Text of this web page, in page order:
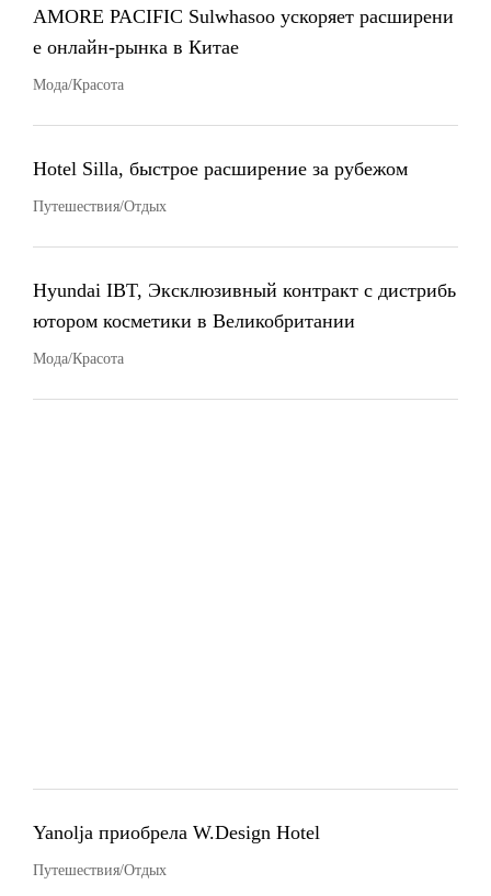
AMORE PACIFIC Sulwhasoo ускоряет расширени
е онлайн-рынка в Китае
Мода/Красота
Hotel Silla, быстрое расширение за рубежом
Путешествия/Отдых
Hyundai IBT, Эксклюзивный контракт с дистрибь
ютором косметики в Великобритании
Мода/Красота
Yanolja приобрела W.Design Hotel
Путешествия/Отдых